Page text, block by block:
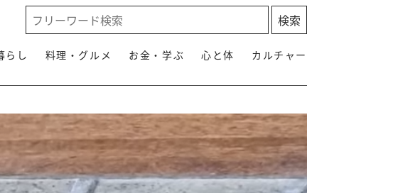
らし 料理・グルメ お金・学ぶ 心と体 カルチャー